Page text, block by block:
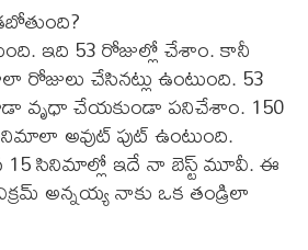
ఇది 53 రోజుల్లో చేశాం. కానీ
రోజులు చేసినట్లు ఉంటుంది. 53
వృధా చేయకుండా పనిచేశాం. 150
అవుట్ పుట్ ఉంటుంది.
సినిమాల్లో ఇదే నా బెస్ట్ మూవీ. ఈ
అన్నయ్య నాకు ఒక తండ్రిలా